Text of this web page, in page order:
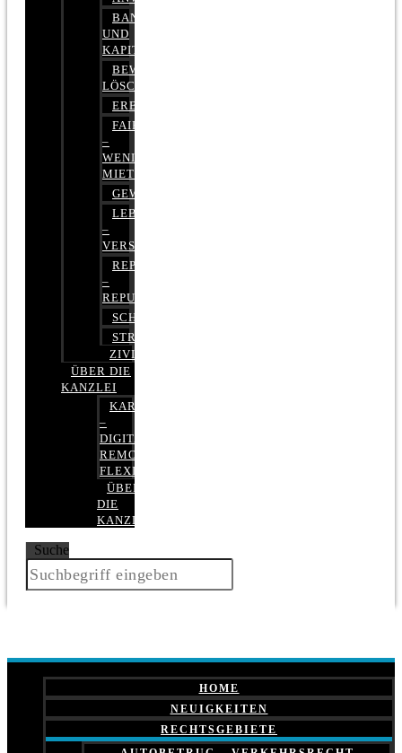
BANK-
UND
KAPITALMARKTRECHT
BEWERTUNGEN
LÖSCHEN
ERBRECHT
FAIRMIETEN
–
WENIGER
MIETE
GEWERBERECHT
LEBENSVERSICHERUNG
–
VERSICHERUNGSRECHT
REPUTATIONSRECHT
–
REPUTATIONSMANAGEMENT
SCHUFARECHT
STRAFRECHT
ZIVILRECHT
ÜBER DIE
KANZLEI
KARRIERE
–
DIGITAL,
REMOTE,
FLEXIBEL
ÜBER
DIE
KANZLEI
Suche
HOME
NEUIGKEITEN
RECHTSGEBIETE